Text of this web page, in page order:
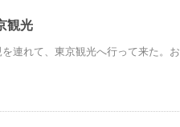
観光
を連れて、東京観光へ行って来た。